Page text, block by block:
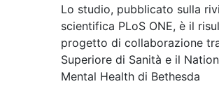
Lo studio, pubblicato sulla
scientifica PLoS ONE, è il
progetto di collaborazione
Superiore di Sanità e il
Mental Health di Bethesda